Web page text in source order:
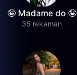
🤪 Madame do 🤪
35 rekaman